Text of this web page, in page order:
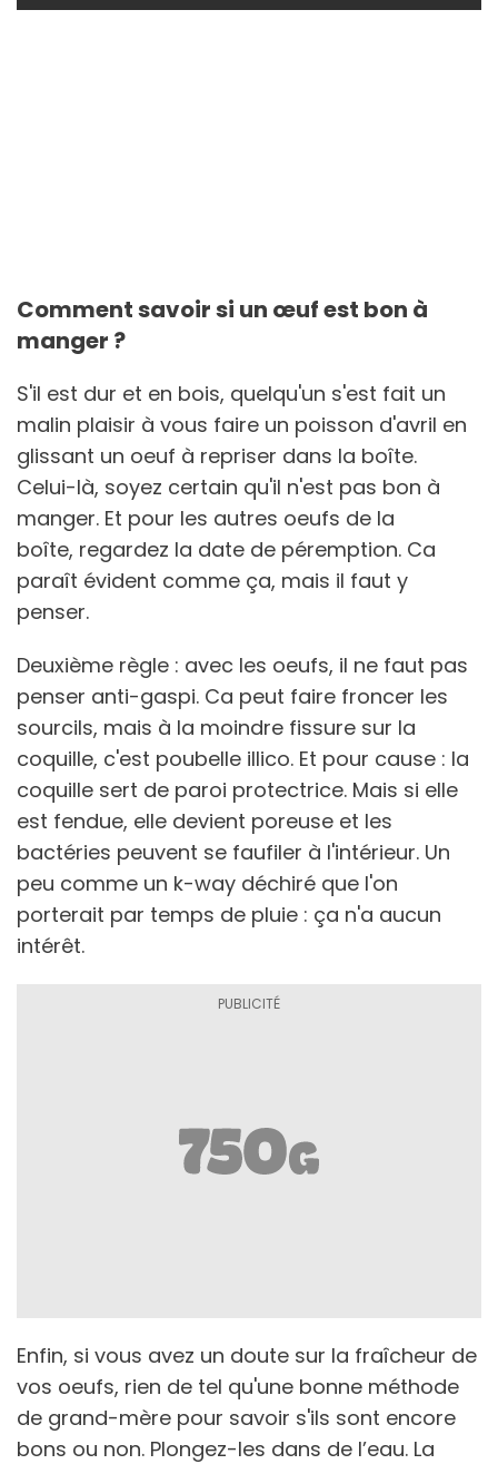
Comment savoir si un œuf est bon à
manger ?
S'il est dur et en bois, quelqu'un s'est fait un
malin plaisir à vous faire un poisson d'avril en
glissant un oeuf à repriser dans la boîte.
Celui-là, soyez certain qu'il n'est pas bon à
manger. Et pour les autres oeufs de la
boîte, regardez la date de péremption. Ca
paraît évident comme ça, mais il faut y
penser.
Deuxième règle : avec les oeufs, il ne faut pas
penser anti-gaspi. Ca peut faire froncer les
sourcils, mais à la moindre fissure sur la
coquille, c'est poubelle illico. Et pour cause : la
coquille sert de paroi protectrice. Mais si elle
est fendue, elle devient poreuse et les
bactéries peuvent se faufiler à l'intérieur. Un
peu comme un k-way déchiré que l'on
porterait par temps de pluie : ça n'a aucun
intérêt.
Enfin, si vous avez un doute sur la fraîcheur de
vos oeufs, rien de tel qu'une bonne méthode
de grand-mère pour savoir s'ils sont encore
bons ou non. Plongez-les dans de l’eau. La